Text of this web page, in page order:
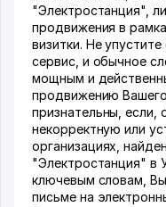
"Электростанция",
продвижения в
визитки. Не
сервис, и обычное
мощным и
продвижению
признательны, если,
некорректную или
организациях,
"Электростанция" в
ключевым словам,
письме на